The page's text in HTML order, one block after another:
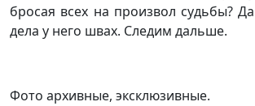
бросая всех на произвол судьбы?
дела у него швах. Следим дальше.
Фото архивные, эксклюзивные.